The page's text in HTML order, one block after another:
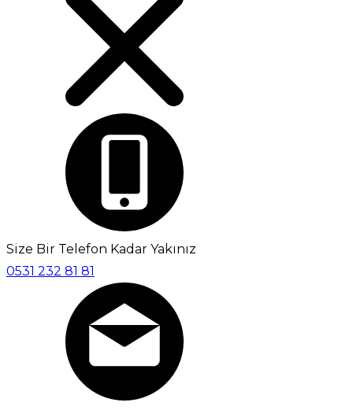
Size Bir Telefon Kadar Yakınız
0531 232 81 81